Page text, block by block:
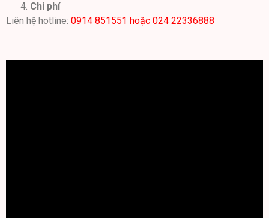
Chi phí
Liên hệ hotline: 0914 851551 hoặc 024 22336888